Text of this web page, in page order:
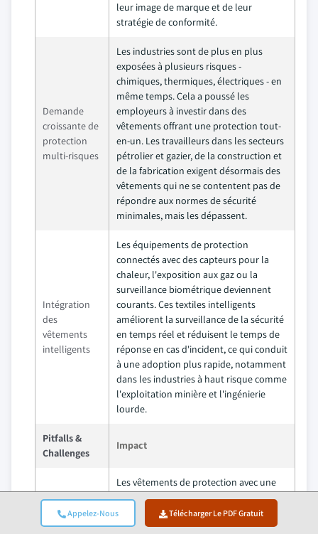
Appelez-Nous Télécharger Le PDF Gratuit
leur image de marque et de leur
stratégie de conformité.
Demande
croissante de
protection
multi-risques
Les industries sont de plus en plus
exposées à plusieurs risques -
chimiques, thermiques, électriques - en
même temps. Cela a poussé les
employeurs à investir dans des
vêtements offrant une protection tout-
en-un. Les travailleurs dans les secteurs
pétrolier et gazier, de la construction et
de la fabrication exigent désormais des
vêtements qui ne se contentent pas de
répondre aux normes de sécurité
minimales, mais les dépassent.
Intégration
des
vêtements
intelligents
Les équipements de protection
connectés avec des capteurs pour la
chaleur, l'exposition aux gaz ou la
surveillance biométrique deviennent
courants. Ces textiles intelligents
améliorent la surveillance de la sécurité
en temps réel et réduisent le temps de
réponse en cas d'incident, ce qui conduit
à une adoption plus rapide, notamment
dans les industries à haut risque comme
l'exploitation minière et l'ingénierie
lourde.
Pitfalls &
Challenges
Impact
Coût élevé
Les vêtements de protection avec une
protection multicouche ou une
intégration de technologie intelligente
sont souvent proposés à un prix élevé.